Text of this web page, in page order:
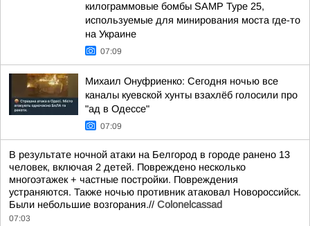
килограммовые бомбы SAMP Type 25,
используемые для минирования моста где-то
на Украине
07:09
Михаил Онуфриенко: Сегодня ночью все
каналы куевской хунты взахлёб голосили про
"ад в Одессе"
07:09
В результате ночной атаки на Белгород в городе ранено 13
человек, включая 2 детей. Повреждено несколько
многоэтажек + частные постройки. Повреждения
устраняются. Также ночью противник атаковал Новороссийск.
Были небольшие возгорания.// Colonelcassad
07:03